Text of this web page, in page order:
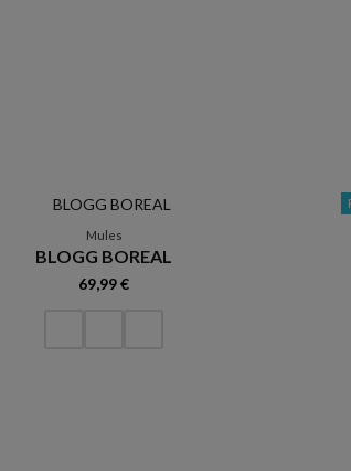
Mules
BLOGG BOREAL
69,99 €